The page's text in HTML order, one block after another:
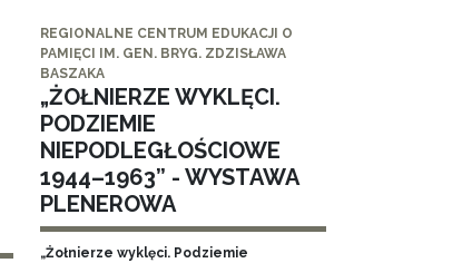
REGIONALNE CENTRUM EDUKACJI O
PAMIĘCI IM. GEN. BRYG. ZDZISŁAWA
BASZAKA
„ŻOŁNIERZE WYKLĘCI.
PODZIEMIE
NIEPODLEGŁOŚCIOWE
1944–1963” - WYSTAWA
PLENEROWA
„Żołnierze wyklęci. Podziemie